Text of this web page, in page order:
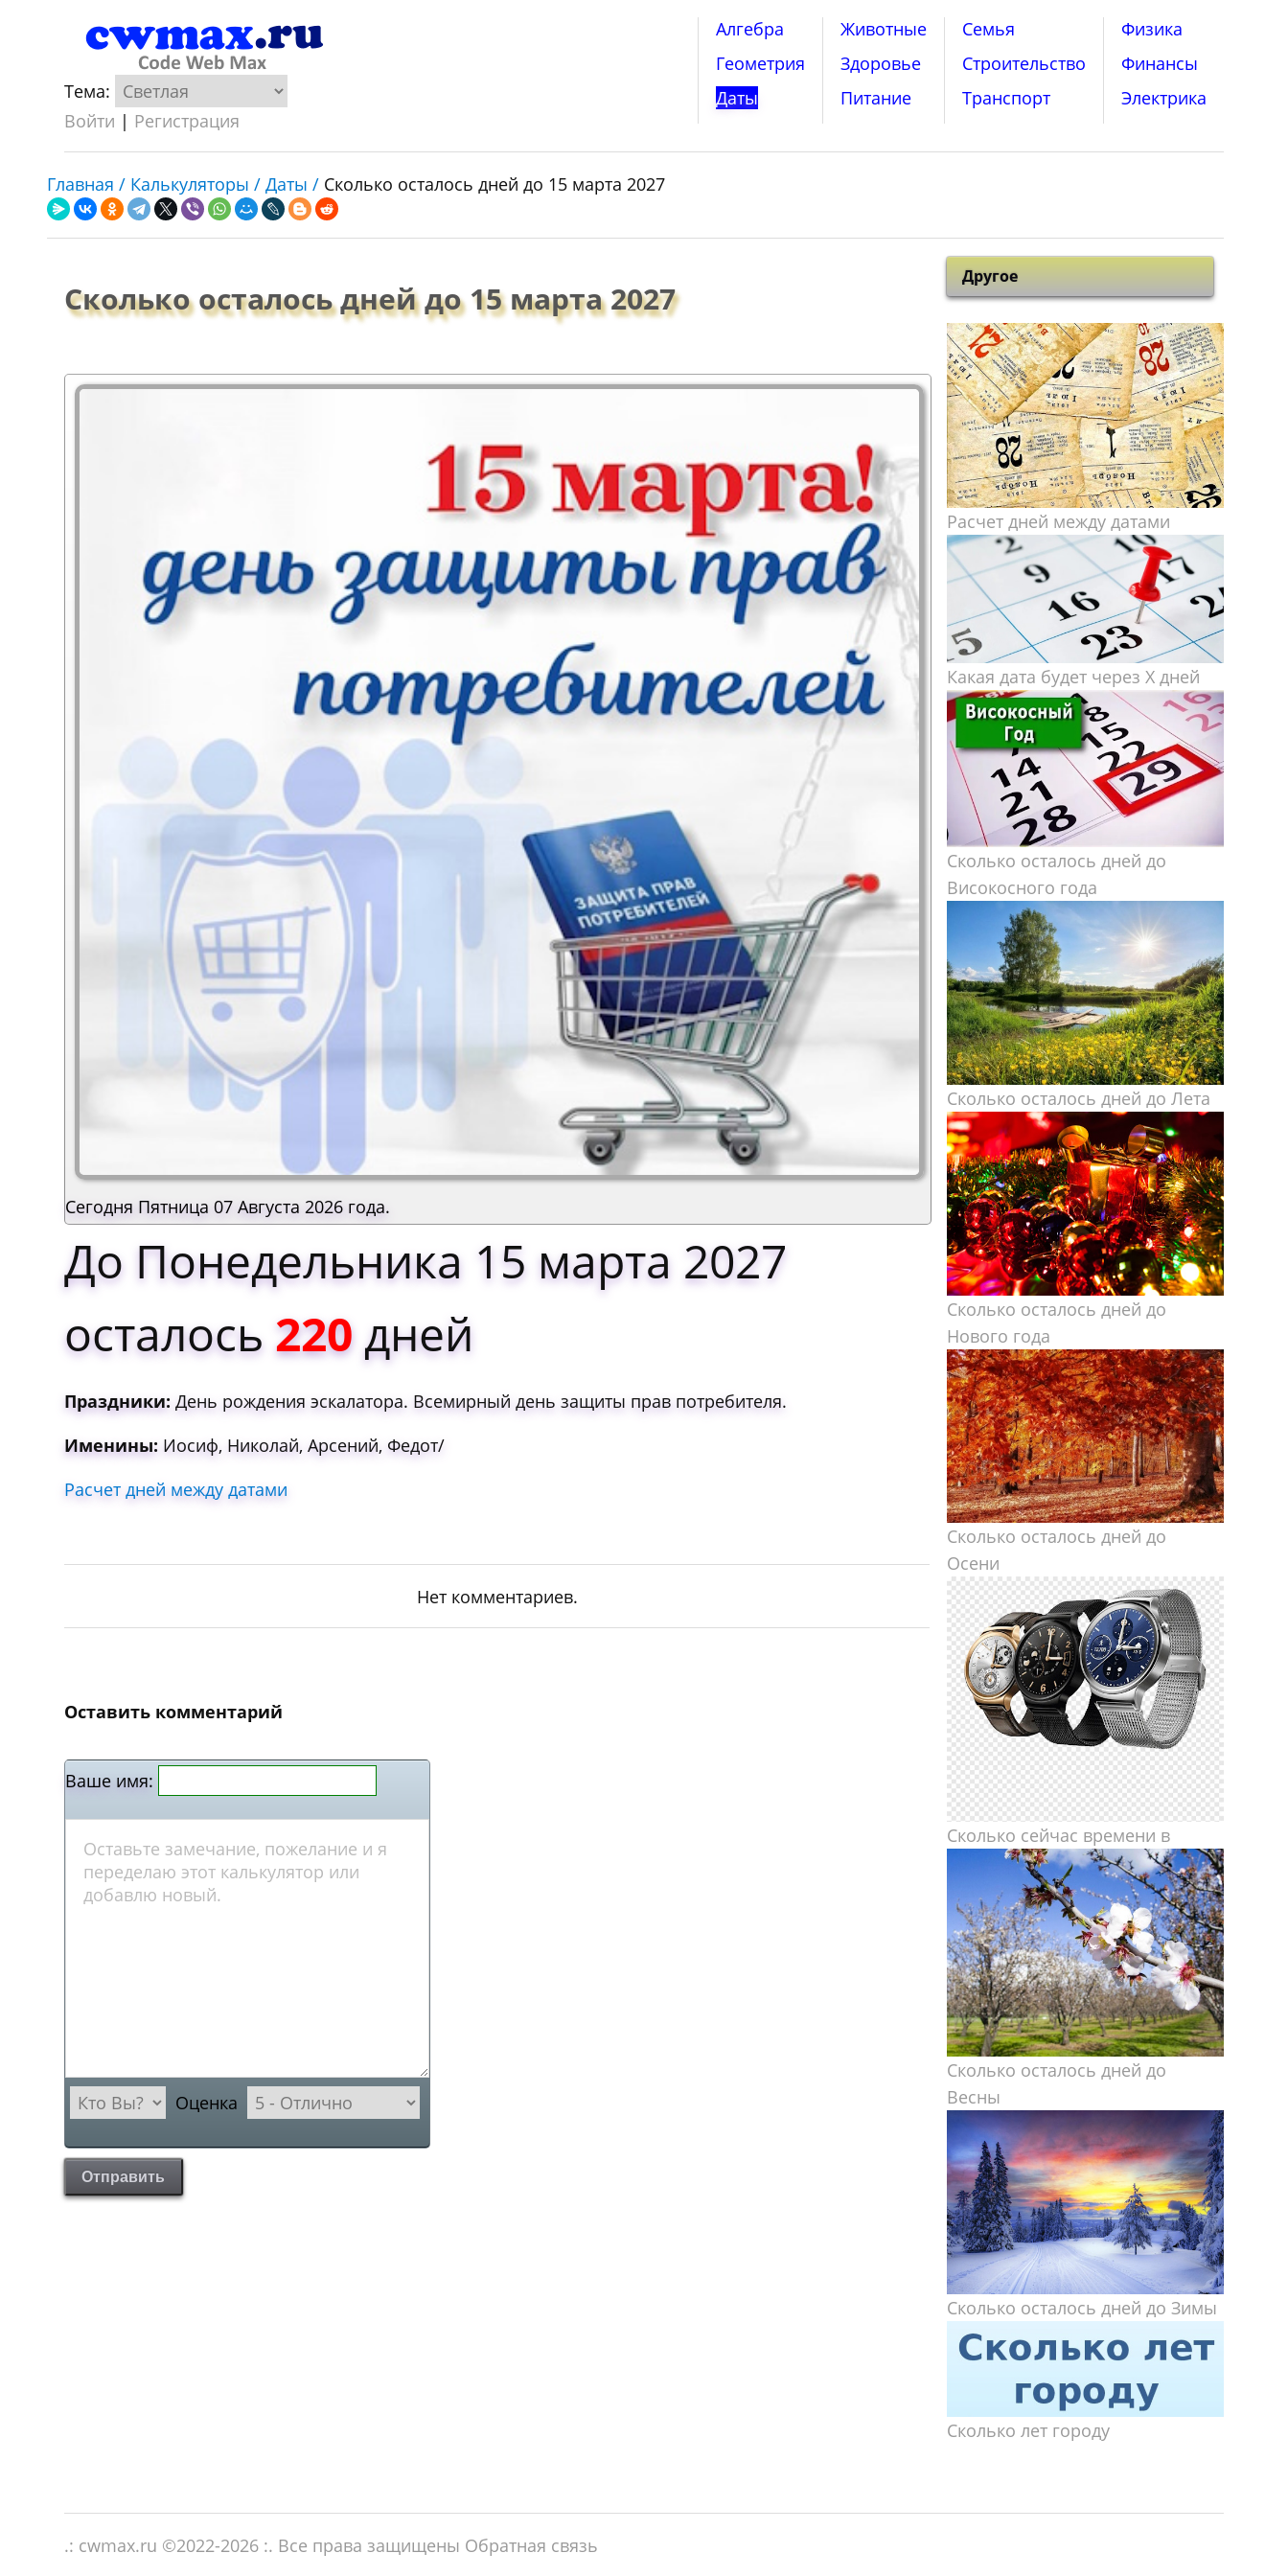
Тема:
Войти | Регистрация
Алгебра
Геометрия
Даты
Животные
Здоровье
Питание
Семья
Строительство
Транспорт
Физика
Финансы
Электрика
Главная / Калькуляторы /Даты / Сколько осталось дней до 15 марта 2027
Сколько осталось дней до 15 марта 2027
Сегодня Пятница 07 Августа 2026 года.
До Понедельника 15 марта 2027
осталось 220дней
Праздники: День рождения эскалатора. Всемирный день защиты прав потребителя.
Именины: Иосиф, Николай, Арсений, Федот/
Расчет дней между датами
Нет комментариев.
Оставить комментарий
Ваше имя:
Оценка
Отправить
Другое
Расчет дней между датами
Какая дата будет через X дней
Сколько осталось дней до
Високосного года
Сколько осталось дней до Лета
Сколько осталось дней до
Нового года
Сколько осталось дней до
Осени
Сколько сейчас времени в
Сколько осталось дней до
Весны
Сколько осталось дней до Зимы
Сколько лет городу
.: cwmax.ru ©2022-2026 :. Все права защищены Обратная связь